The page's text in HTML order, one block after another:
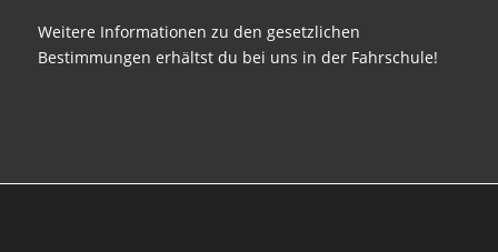
Weitere Informationen zu den gesetzlichen
Bestimmungen erhältst du bei uns in der Fahrschule!